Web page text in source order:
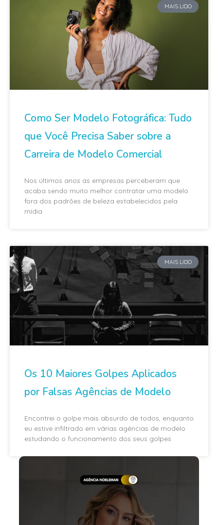
MAIS LIDO
Como Ser Modelo Fotográfica: Tudo
que Você Precisa Saber sobre a
Carreira de Modelo Comercial
Nos últimos anos as empresas perceberam que
acaba sendo muito melhor contratar uma modelo
fora dos padrões de beleza estabelecidos pela
mídia
MAIS LIDO
Os 10 Maiores Golpes Aplicados
por Falsas Agências de Modelo
Encontrei o golpe mais absurdo de todos, enquanto
eu estive infiltrado em várias agências de modelo
estudando o funcionamento dos seus golpes